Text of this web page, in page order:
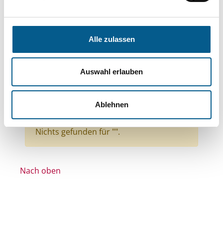
Alle zulassen
Auswahl erlauben
Ablehnen
Themen: Bürgerschaftliches Engagement
Themen: Wohltätige Zwecke
Themen: Seniorinnen, Senioren & Pflege
Themen: Denkmalschutz
Themen: Wissenschaft und Forschung
Themen: Integration
Alle Filter entfernen
Nichts gefunden für "".
Nach oben